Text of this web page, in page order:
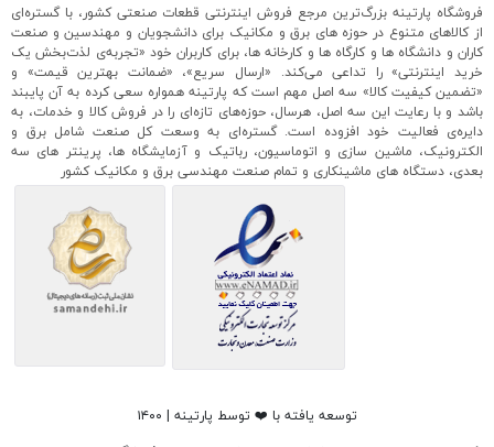
فروشگاه پارتینه بزرگ‌ترین مرجع فروش اینترنتی قطعات صنعتی کشور، با گستره‌ای
از کالاهای متنوع در حوزه های برق و مکانیک برای دانشجویان و مهندسین و صنعت
کاران و دانشگاه ها و کارگاه ها و کارخانه ها، برای کاربران خود «تجربه‌ی لذت‌بخش یک
خرید اینترنتی» را تداعی می‌کند. «ارسال سریع»، «ضمانت بهترین قیمت» و
«تضمین کیفیت کالا» سه اصل مهم است که پارتینه همواره سعی کرده به آن پایبند
باشد و با رعایت این سه اصل، هرسال، حوزه‌های تازه‌ای را در فروش کالا و خدمات، به
دایره‌ی فعالیت خود افزوده است. گستره‌ای به وسعت کل صنعت شامل برق و
الکترونیک، ماشین سازی و اتوماسیون، رباتیک و آزمایشگاه ها، پرینتر های سه
بعدی، دستگاه های ماشینکاری و تمام صنعت مهندسی برق و مکانیک کشور
توسعه یافته با ❤️ توسط پارتینه | ۱۴۰۰